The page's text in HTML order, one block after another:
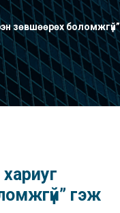
зөвшөөрөх боломжгүй”
гэж